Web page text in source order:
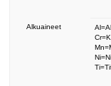
Alkuaineet